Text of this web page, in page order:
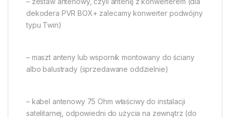
dekodera PVR BOX+ zalecamy konwerter podwójny
typu Twin)
– maszt anteny lub wspornik montowany do ściany
albo balustrady (sprzedawane oddzielnie)
– kabel antenowy 75 Ohm właściwy do instalacji
satelitarnej, odpowiedni do użycia na zewnątrz (do